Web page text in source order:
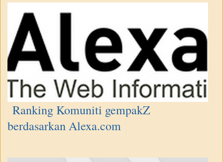
Ranking Komuniti gempakZ
berdasarkan Alexa.com